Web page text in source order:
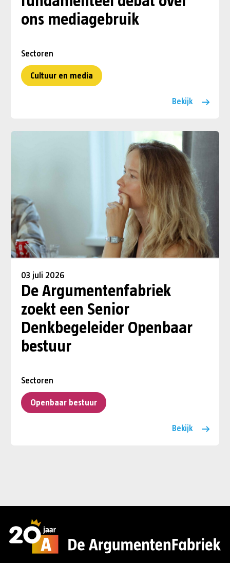
ons mediagebruik
Sectoren
Cultuur en media
Bekijk
03 juli 2026
De Argumentenfabriek
zoekt een Senior
Denkbegeleider Openbaar
bestuur
Sectoren
Openbaar bestuur
Bekijk